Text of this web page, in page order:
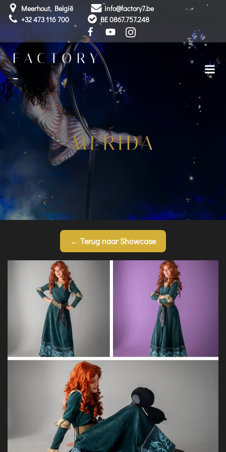
Skip
to
content
Meerhout, België
info@factory7.be
+32 473 116 700
BE 0867.757.248
FACTORY
7
MERIDA
← Terug naar Showcase